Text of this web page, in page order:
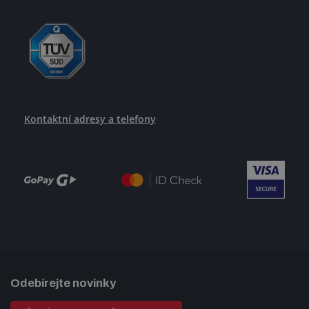
Kontaktní adresy a telefony
Odebírejte novinky